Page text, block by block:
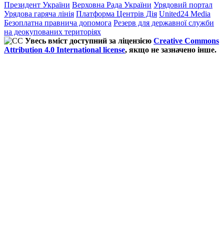
Президент України Верховна Рада України Урядовий портал
Урядова гаряча лінія Платформа Центрів Дія United24 Media
Безоплатна правнича допомога Резерв для державної служби
на деокупованих територіях
Увесь вміст доступний за ліцензією Creative Commons
Attribution 4.0 International license, якщо не зазначено інше.